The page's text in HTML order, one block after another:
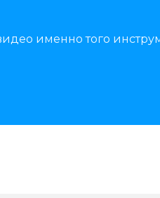
именно того